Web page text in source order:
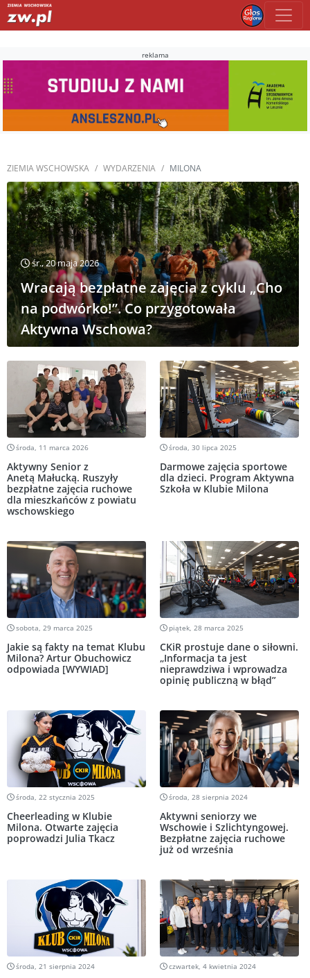
reklama
ZIEMIA WSCHOWSKA WYDARZENIA MILONA
śr., 20 maja 2026
Wracają bezpłatne zajęcia z cyklu „Cho
na podwórko!”. Co przygotowała
Aktywna Wschowa?
środa, 11 marca 2026
Aktywny Senior z
Anetą Małucką. Ruszyły
bezpłatne zajęcia ruchowe
dla mieszkańców z powiatu
wschowskiego
środa, 30 lipca 2025
Darmowe zajęcia sportowe
dla dzieci. Program Aktywna
Szkoła w Klubie Milona
sobota, 29 marca 2025
Jakie są fakty na temat Klubu
Milona? Artur Obuchowicz
odpowiada [WYWIAD]
piątek, 28 marca 2025
CKiR prostuje dane o siłowni.
„Informacja ta jest
nieprawdziwa i wprowadza
opinię publiczną w błąd”
środa, 22 stycznia 2025
Cheerleading w Klubie
Milona. Otwarte zajęcia
poprowadzi Julia Tkacz
środa, 28 sierpnia 2024
Aktywni seniorzy we
Wschowie i Szlichtyngowej.
Bezpłatne zajęcia ruchowe
już od września
środa, 21 sierpnia 2024 czwartek, 4 kwietnia 2024